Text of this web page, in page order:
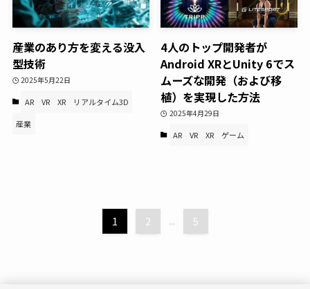
産業のあり方を変える没入
型技術
2025年5月22日
AR VR XR
リアルタイム3D
産業
4人のトップ開発者が
Android XRとUnity 6でス
ムーズな開発（および移
植）を実現した方法
2025年4月29日
AR VR XR ゲーム
1 2 ... 5